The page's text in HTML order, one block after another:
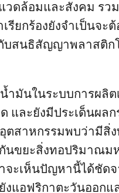
วดล้อมและสังคม รว
ยกร้องยังจำเป็นจะต้
บสนธิสัญญาพลาสติก
มันในระบบการผลิต
และยังมีประเด็นผล
ตสาหกรรมพบว่ามีสิ่
กันขยะสิ่งทอปริมาณม
จะเห็นปัญหานี้ได้ชัดจ
แอฟริกาตะวันออกแ